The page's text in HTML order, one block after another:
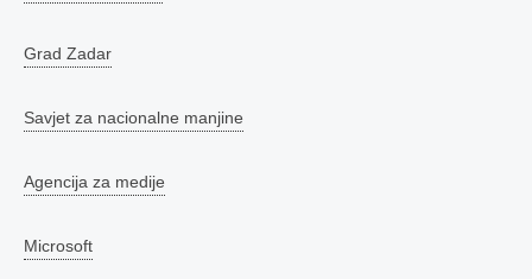
Grad Zadar
Savjet za nacionalne manjine
Agencija za medije
Microsoft